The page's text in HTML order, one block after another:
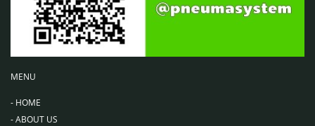
MENU
- HOME
-ABOUT US